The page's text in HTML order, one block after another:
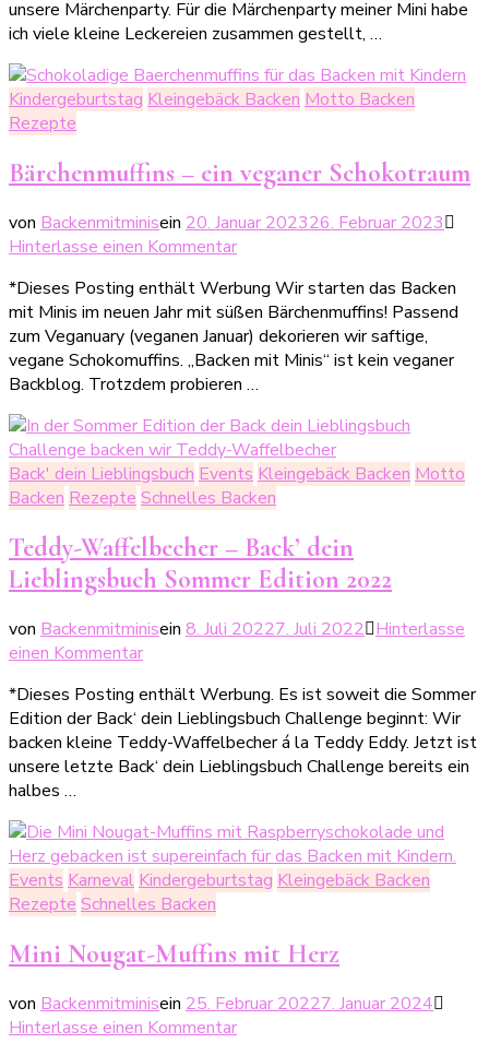
dem
Elfenwald
unsere Märchenparty. Für die Märchenparty meiner Mini habe
ich viele kleine Leckereien zusammen gestellt, …
Kindergeburtstag Kleingebäck Backen Motto Backen
Rezepte
Bärchenmuffins – ein veganer Schokotraum
von Backenmitminisein 20. Januar 202326. Februar 2023
Hinterlasse einen Kommentarzu
–
ein
veganer
Schokotraum
*Dieses Posting enthält Werbung Wir starten das Backen
mit Minis im neuen Jahr mit süßen Bärchenmuffins! Passend
zum Veganuary (veganen Januar) dekorieren wir saftige,
vegane Schokomuffins. „Backen mit Minis“ ist kein veganer
Backblog. Trotzdem probieren …
Back' dein Lieblingsbuch Events Kleingebäck Backen Motto
Backen Rezepte Schnelles Backen
Teddy-Waffelbecher – Back’ dein
Lieblingsbuch Sommer Edition 2022
von Backenmitminisein 8. Juli 20227. Juli 2022 Hinterlasse
einen Kommentarzu
Waffelbecher
–
Back’
dein
Sommer
Edition
2022
*Dieses Posting enthält Werbung. Es ist soweit die Sommer
Edition der Back‘ dein Lieblingsbuch Challenge beginnt: Wir
backen kleine Teddy-Waffelbecher á la Teddy Eddy. Jetzt ist
unsere letzte Back‘ dein Lieblingsbuch Challenge bereits ein
halbes …
Events Karneval Kindergeburtstag Kleingebäck Backen
Rezepte Schnelles Backen
Mini Nougat-Muffins mit Herz
von Backenmitminisein 25. Februar 20227. Januar 2024
Hinterlasse einen Kommentarzu